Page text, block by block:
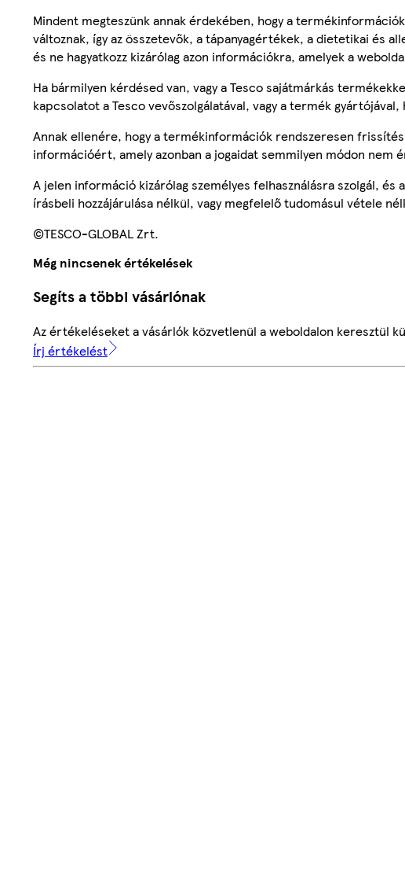
Mindent megteszünk annak érdekében, hogy a
változnak, így az összetevők, a tápanyagértékek, a dietetikai és
és ne hagyatkozz kizárólag azon információkra, amelyek a
Ha bármilyen kérdésed van, vagy a Tesco sajátmárkás
kapcsolatot a Tesco vevőszolgálatával, vagy a termék
Annak ellenére, hogy a termékinformációk rendszeresen
információért, amely azonban a jogaidat semmilyen módon nem
A jelen információ kizárólag személyes felhasználásra szolgál,
írásbeli hozzájárulása nélkül, vagy megfelelő tudomásul vétele
©TESCO-GLOBAL Zrt.
Még nincsenek értékelések
Segíts a többi vásárlónak
Az értékeléseket a vásárlók közvetlenül a weboldalon keresztül
Írj értékelést